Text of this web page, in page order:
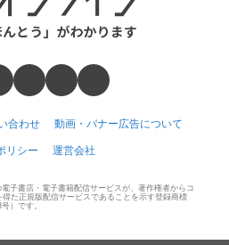
合わせ 動画・バナー広告について
リシー 運営会社
子書店・電子書籍配信サービスが、著作権者からコ
得た正規版配信サービスであることを示す登録商標
）です。